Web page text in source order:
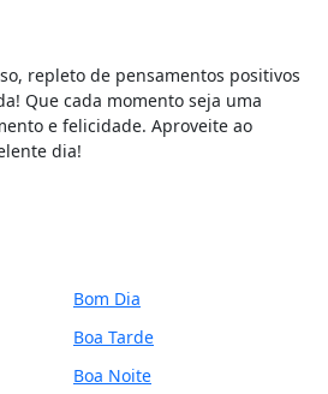
repleto de pensamentos positivos
Que cada momento seja uma
e felicidade. Aproveite ao
dia!
Bom Dia
Boa Tarde
Boa Noite